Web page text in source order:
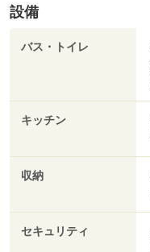
設備
バス・トイレ
キッチン
収納
セキュリティ